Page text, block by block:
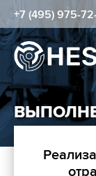
+7 (495) 975-